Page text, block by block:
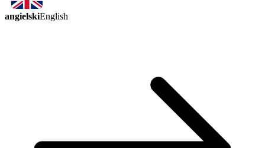
angielskiEnglish